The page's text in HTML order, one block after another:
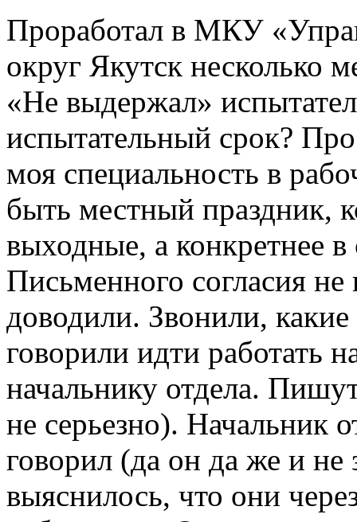
Проработал в МКУ
округ Якутск несколько
«Не выдержал»
испытательный срок?
моя специальность в
быть местный праздник,
выходные, а конкретнее в
Письменного согласия
доводили. Звонили,
говорили идти работать
начальнику отдела.
не серьезно). Начальник
говорил (да он да же и
выяснилось, что они